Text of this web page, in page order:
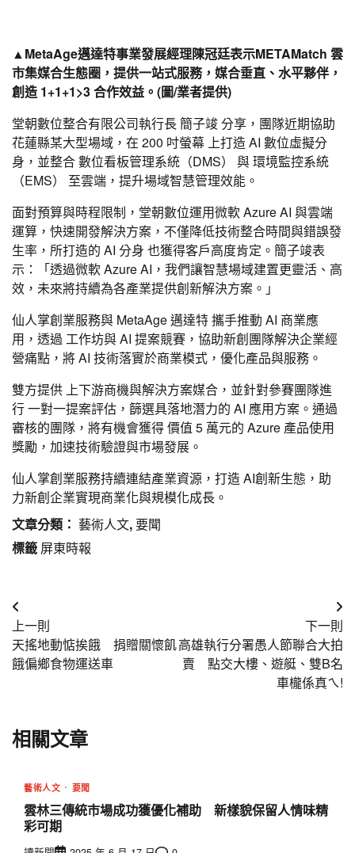
▲MetaAge邁達特事業發展經理陳冠廷表示METAMatch 雲
市集媒合生態圈，提供一站式服務，媒合垂直、水平夥伴，
創造 1+1+1>3 合作效益。(圖/業者提供)
堂朝數位整合有限公司執行長 簡子竣 分享，團隊近期協助
花蓮縣某大型場域，在 200 吋螢幕 上打造 AI 數位虛擬分
身，並整合 數位看板管理系統（DMS） 與 環境監控系統
（EMS） 至雲端，提升場域智慧管理效能。
面對預算與時程限制，堂朝數位運用微軟 Azure AI 與雲端
運算，快速開發解決方案，不僅降低技術整合時間與錯誤發
生率，所打造的 AI 分身 也獲得客戶高度肯定。簡子竣表
示：「透過微軟 Azure AI，我們讓智慧場域建置更靈活、高
效，未來將持續為各產業提供創新解決方案。」
仙人掌創業服務與 MetaAge 邁達特 攜手推動 AI 商業應
用，透過 工作坊與 AI 提案競賽，協助新創團隊解決企業經
營痛點，將 AI 技術落實於商業模式，優化產品與服務。
雙方提供 上下游商機與解決方案媒合，並針對參賽團隊進
行 一對一提案評估，篩選具落地潛力的 AI 應用方案。通過
審核的團隊，將有機會獲得 價值 5 萬元的 Azure 產品使用
獎勵，加速技術驗證與市場發展。
仙人掌創業服務持續連結產業資源，打造 AI創新生態，助
力新創企業實現商業化與規模化成長。
文章分類： 藝術人文,要聞
標籤 屏東時報
文
章
導
上一則
天搖地動惦挨餓 捐贈關懷飢
餓偏鄉食物運送車
下一則
高雄執行分署愚人節聯合大拍
賣 點交大樓、遊艇、雙B名
車櫳係真ㄟ!
相關文章
藝術人文 要聞
雲林三傳統市場成功獲優化補助 新樣貌保留人情味精
彩可期